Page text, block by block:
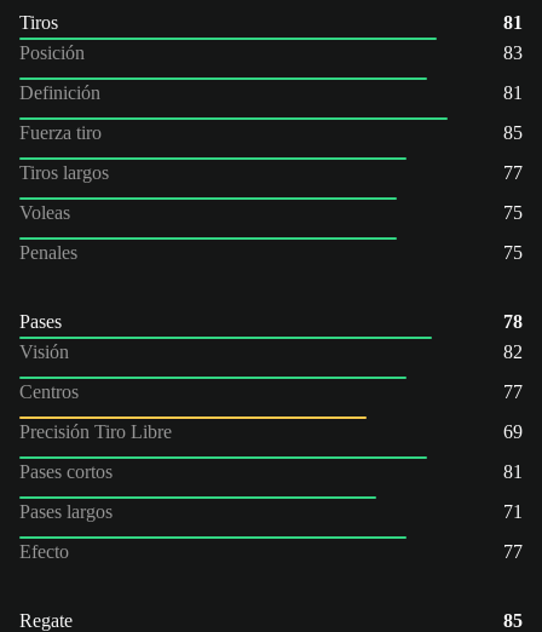
Tiros
81
Posición
83
Definición
81
Fuerza tiro
85
Tiros largos
77
Voleas
75
Penales
75
Pases
78
Visión
82
Centros
77
Precisión Tiro Libre
69
Pases cortos
81
Pases largos
71
Efecto
77
Regate
85